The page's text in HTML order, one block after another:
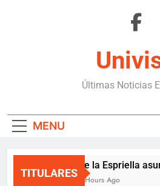
Últimas Noticias
MENU
TITULARES
De la Espriella
3 Hours Ago